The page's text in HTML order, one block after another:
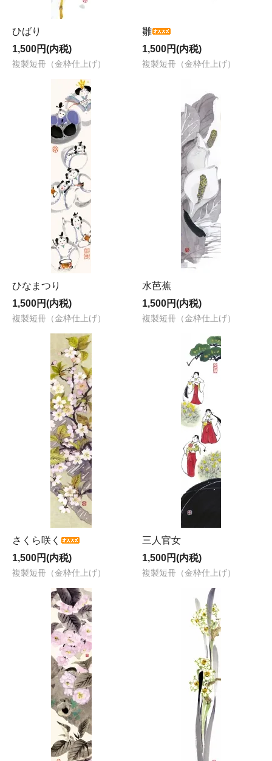
ひばり
1,500円(内税)
複製短冊（金枠仕上げ）
雛
1,500円(内税)
複製短冊（金枠仕上げ）
ひなまつり
1,500円(内税)
複製短冊（金枠仕上げ）
水芭蕉
1,500円(内税)
複製短冊（金枠仕上げ）
さくら咲く
1,500円(内税)
複製短冊（金枠仕上げ）
三人官女
1,500円(内税)
複製短冊（金枠仕上げ）